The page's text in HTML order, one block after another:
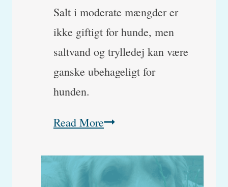
Salt i moderate mængder er
ikke giftigt for hunde, men
saltvand og trylledej kan være
ganske ubehageligt for
hunden.
Read MoreSaltforgiftning,
og
trylledej: